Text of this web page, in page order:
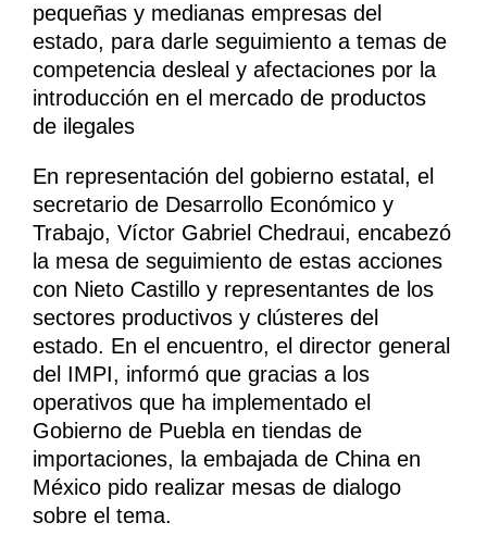
pequeñas y medianas empresas del
estado, para darle seguimiento a temas de
competencia desleal y afectaciones por la
introducción en el mercado de productos
de ilegales
En representación del gobierno estatal, el
secretario de Desarrollo Económico y
Trabajo, Víctor Gabriel Chedraui, encabezó
la mesa de seguimiento de estas acciones
con Nieto Castillo y representantes de los
sectores productivos y clústeres del
estado. En el encuentro, el director general
del IMPI, informó que gracias a los
operativos que ha implementado el
Gobierno de Puebla en tiendas de
importaciones, la embajada de China en
México pido realizar mesas de dialogo
sobre el tema.